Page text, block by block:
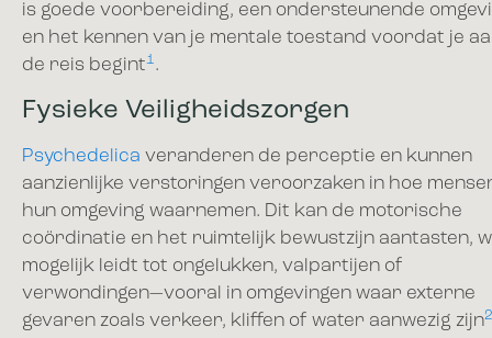
is goede voorbereiding, een ondersteunende
en het kennen van je mentale toestand voordat je
de reis begint1.
Fysieke Veiligheidszorgen
Psychedelica veranderen de perceptie en kunnen
aanzienlijke verstoringen veroorzaken in hoe
hun omgeving waarnemen. Dit kan de motorische
coördinatie en het ruimtelijk bewustzijn aantasten,
mogelijk leidt tot ongelukken, valpartijen of
verwondingen—vooral in omgevingen waar externe
gevaren zoals verkeer, kliffen of water aanwezig zijn2